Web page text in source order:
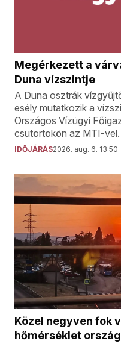
Megérkezett a
Duna vízszintje
A Duna osztrák
esély mutatkozik a
Országos Vízügyi
csütörtökön az MTI-vel.
IDŐJÁRÁS2026. aug. 6. 13:50
Közel negyven fok
hőmérséklet